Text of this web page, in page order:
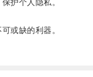
护个人隐私。
或缺的利器。